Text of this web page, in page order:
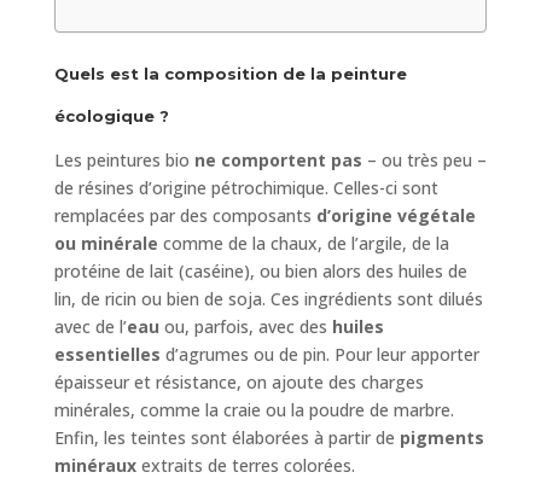
Quels est la composition de la peinture
écologique ?
Les peintures bio ne comportent pas – ou très peu –
de résines d’origine pétrochimique. Celles-ci sont
remplacées par des composants d’origine végétale
ou minérale comme de la chaux, de l’argile, de la
protéine de lait (caséine), ou bien alors des huiles de
lin, de ricin ou bien de soja. Ces ingrédients sont dilués
avec de l’eau ou, parfois, avec des huiles
essentielles d’agrumes ou de pin. Pour leur apporter
épaisseur et résistance, on ajoute des charges
minérales, comme la craie ou la poudre de marbre.
Enfin, les teintes sont élaborées à partir de pigments
minérauxextraits de terres colorées.